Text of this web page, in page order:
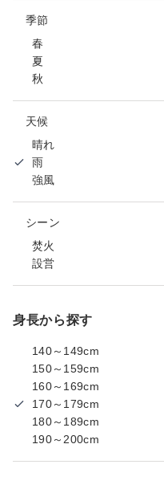
季節
春
夏
秋
天候
晴れ
雨
強風
シーン
焚火
設営
身長から探す
140～149cm
150～159cm
160～169cm
170～179cm
180～189cm
190～200cm